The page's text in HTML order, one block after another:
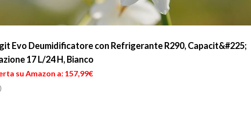
Evo Deumidificatore con Refrigerante R290, Capacit&#225;
17 L/24 H, Bianco
su Amazon a: 157,99€